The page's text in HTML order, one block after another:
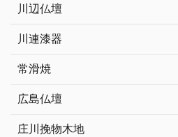
川辺仏壇
川連漆器
常滑焼
広島仏壇
庄川挽物木地